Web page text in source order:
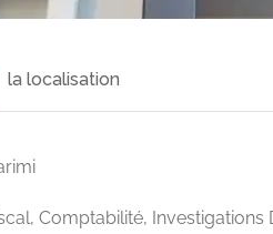
la localisation
Comptabilité, Investigations